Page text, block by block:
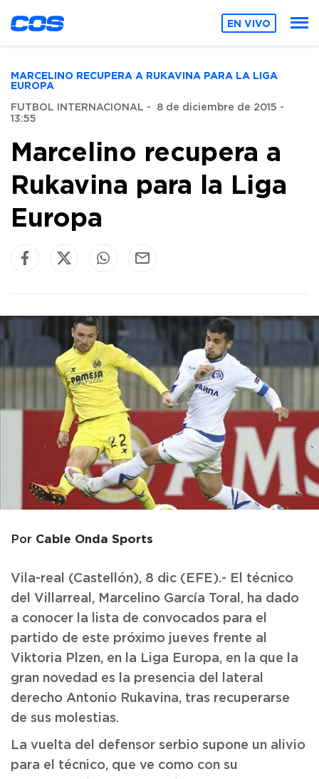
EN VIVO
MARCELINO RECUPERA A RUKAVINA PARA LA LIGA
EUROPA
FUTBOL INTERNACIONAL - 8 de diciembre de 2015 -
13:55
Marcelino recupera a
Rukavina para la Liga
Europa
Por Cable Onda Sports
Vila-real (Castellón), 8 dic (EFE).- El técnico
del Villarreal, Marcelino García Toral, ha dado
a conocer la lista de convocados para el
partido de este próximo jueves frente al
Viktoria Plzen, en la Liga Europa, en la que la
gran novedad es la presencia del lateral
derecho Antonio Rukavina, tras recuperarse
de sus molestias.
La vuelta del defensor serbio supone un alivio
para el técnico, que ve como con su